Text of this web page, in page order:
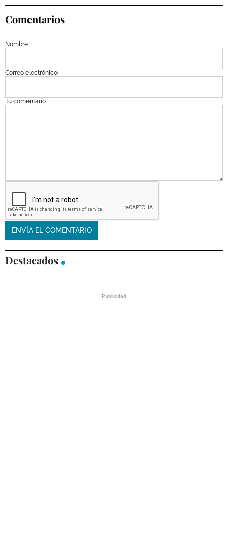
Comentarios
Nombre
Correo electrónico
Tu comentario
Destacados